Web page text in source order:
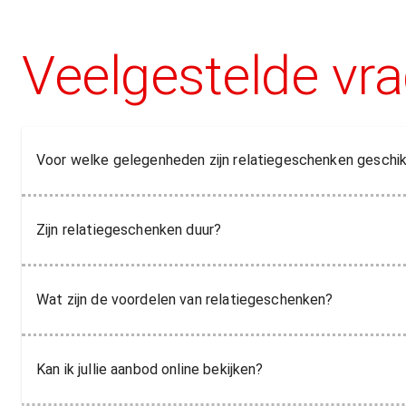
Veelgestelde
Voor welke gelegenheden zijn relatiegeschenken
Zijn relatiegeschenken duur?
Wat zijn de voordelen van relatiegeschenken?
Kan ik jullie aanbod online bekijken?